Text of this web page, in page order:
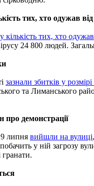
тих, хто одужав
кількість тих, хто
24 800 людей.
зазнали збитків у
та Лиманського
про демонстрації
липня вийшли на вулиці
у ній загрозу
гранати.